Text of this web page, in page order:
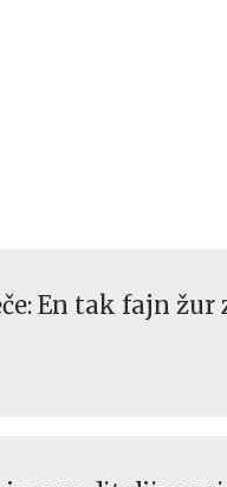
En tak fajn žur